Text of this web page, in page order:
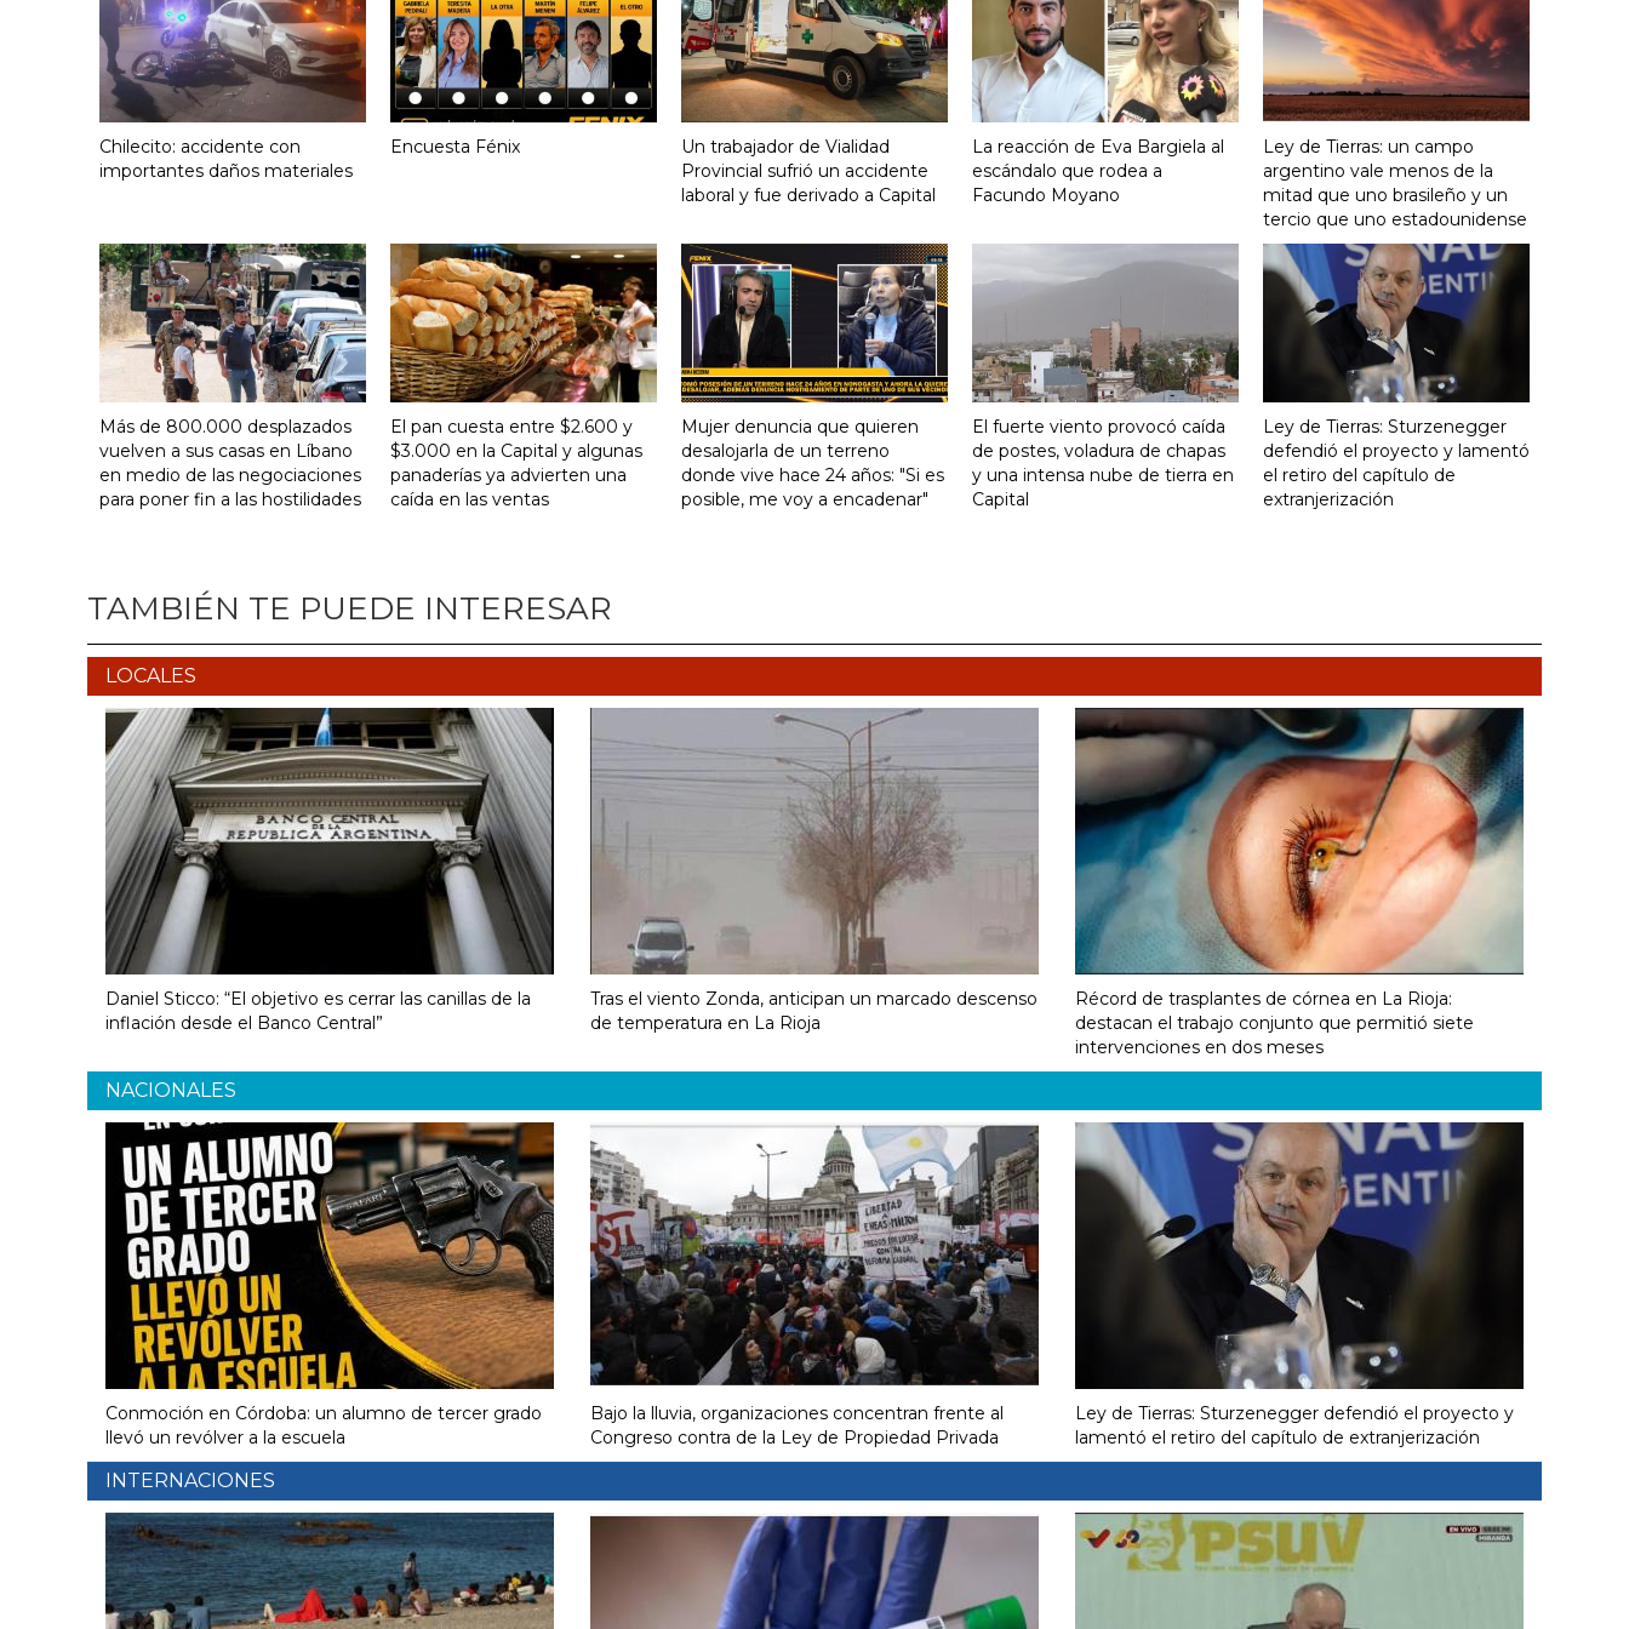
Chilecito: accidente con
importantes daños materiales
Encuesta Fénix
Un trabajador de Vialidad
Provincial sufrió un accidente
laboral y fue derivado a Capital
La reacción de Eva Bargiela al
escándalo que rodea a
Facundo Moyano
Ley de Tierras: un campo
argentino vale menos de la
mitad que uno brasileño y un
tercio que uno estadounidense
Más de 800.000 desplazados
vuelven a sus casas en Líbano
en medio de las negociaciones
para poner fin a las hostilidades
El pan cuesta entre $2.600 y
$3.000 en la Capital y algunas
panaderías ya advierten una
caída en las ventas
Mujer denuncia que quieren
desalojarla de un terreno
donde vive hace 24 años: "Si es
posible, me voy a encadenar"
El fuerte viento provocó caída
de postes, voladura de chapas
y una intensa nube de tierra en
Capital
Ley de Tierras: Sturzenegger
defendió el proyecto y lamentó
el retiro del capítulo de
extranjerización
TAMBIÉN TE PUEDE INTERESAR
LOCALES
Daniel Sticco: “El objetivo es cerrar las canillas de la
inflación desde el Banco Central”
Tras el viento Zonda, anticipan un marcado descenso
de temperatura en La Rioja
Récord de trasplantes de córnea en La Rioja:
destacan el trabajo conjunto que permitió siete
intervenciones en dos meses
NACIONALES
Conmoción en Córdoba: un alumno de tercer grado
llevó un revólver a la escuela
Bajo la lluvia, organizaciones concentran frente al
Congreso contra de la Ley de Propiedad Privada
Ley de Tierras: Sturzenegger defendió el proyecto y
lamentó el retiro del capítulo de extranjerización
INTERNACIONES